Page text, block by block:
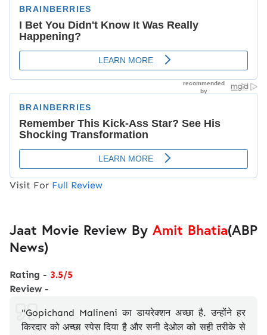
Visit For Full Review
Jaat Movie Review By Amit Bhatia(ABP
News)
Rating - 3.5/5
Review -
"Gopichand Malineni का डायरेक्शन अच्छा है. उन्होंने हर
किरदार को अच्छा स्पेस दिया है और सनी देओल को सही तरीके से